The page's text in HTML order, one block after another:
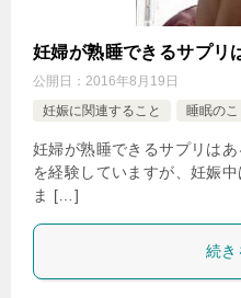
妊婦が熟睡できるサプリ
公開日： 2016年8月19日
妊娠に関連すること
睡眠の
妊婦が熟睡できるサプリは
を経験していますが、妊娠
ま […]
続き